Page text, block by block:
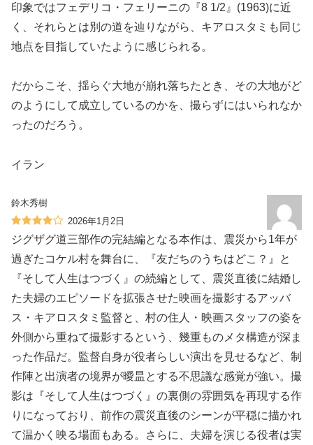
印象ではフェデリコ・フェリーニの『8 1/2』(1963)に近
く、それらとは別の道を辿りながら、キアロスタミも同じ
地点を目指していたように感じられる。
だからこそ、揺らぐ大地が崩れ落ちたとき、その大地がど
のようにして成立しているのかを、撮らずにはいられなか
ったのだろう。
イラン
鈴木秀樹
2026年1月2日
ジグザグ道三部作の完結編となる本作は、震災から1年が
過ぎたコケル村を舞台に、『友だちのうちはどこ？』と
『そして人生はつづく』の続編として、震災直後に結婚し
た夫婦のエピソードを拡張させた映画を撮影するアッバ
ス・キアロスタミ監督と、村の住人・映画スタッフの姿を
外側から重ねて撮影するという、幾重ものメタ構造が深ま
った作品だ。監督自身が役者らしい演出を見せるなど、制
作陣と出演者の境界が曖昷とする不思議な感覚が強い。撮
影は『そして人生はつづく』の裏側の雰囲気を再現する作
りになっており、前作の震災直後のシーンが平穏に描かれ
て温かく映る場面もある。さらに、夫婦を演じる役者は実